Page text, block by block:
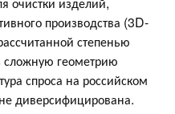
производства (3D-
степенью
сложную геометрию
спроса на российском
диверсифицирована.